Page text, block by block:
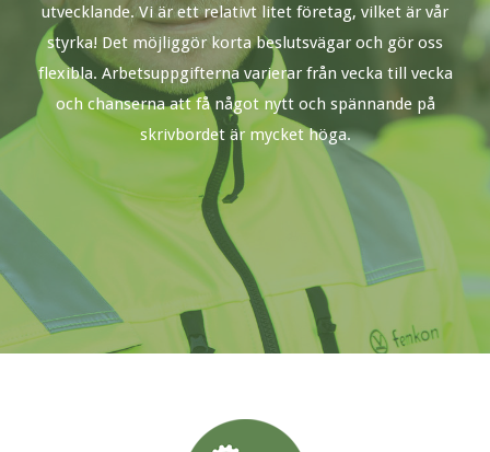
utvecklande. Vi är ett relativt litet företag, vilket är vår
styrka! Det möjliggör korta beslutsvägar och gör oss
flexibla. Arbetsuppgifterna varierar från vecka till vecka
och chanserna att få något nytt och spännande på
skrivbordet är mycket höga.